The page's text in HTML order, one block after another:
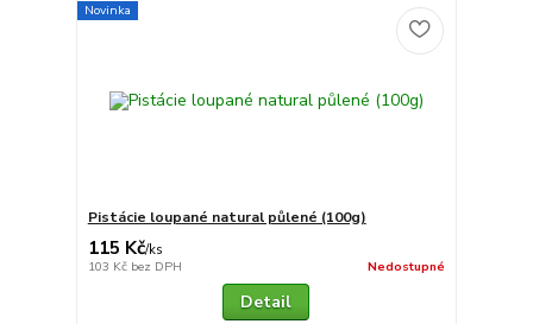
Novinka
Pistácie loupané natural půlené (100g)
115 Kč/ks
103 Kč bez DPH Nedostupné
Detail